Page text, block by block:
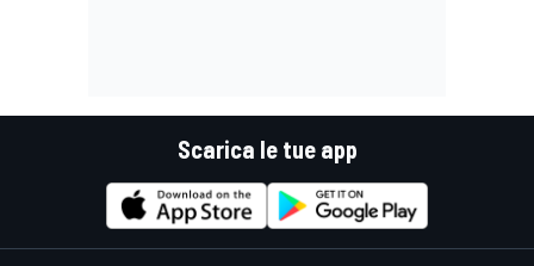
Scarica le tue app